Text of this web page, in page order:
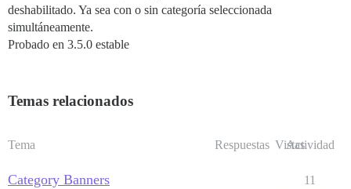
deshabilitado. Ya sea con o sin categoría seleccionada
simultáneamente.
Probado en 3.5.0 estable
Temas relacionados
Tema Respuestas Vistas
Actividad
Category Banners
11